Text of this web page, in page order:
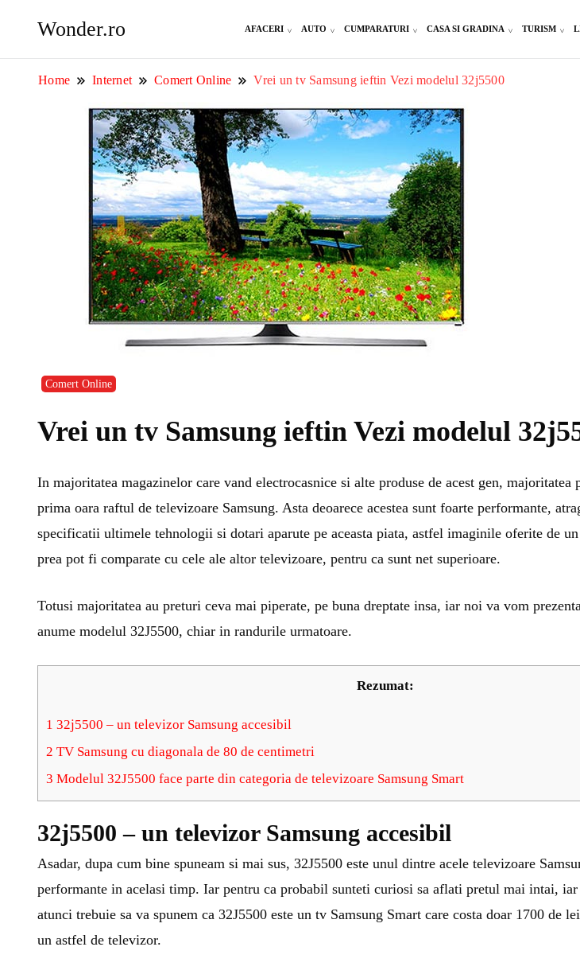
Wonder.ro AFACERI AUTO CUMPARATURI CASA SI GRADINA TURISM
Home Internet Comert Online Vrei un tv Samsung ieftin Vezi modelul 32j5500
Comert Online
Vrei un tv Samsung ieftin Vezi modelul
In majoritatea magazinelor care vand electrocasnice si alte produse de acest gen, majoritatea
prima oara raftul de televizoare Samsung. Asta deoarece acestea sunt foarte performante,
specificatii ultimele tehnologii si dotari aparute pe aceasta piata, astfel imaginile oferite de
prea pot fi comparate cu cele ale altor televizoare, pentru ca sunt net superioare.
Totusi majoritatea au preturi ceva mai piperate, pe buna dreptate insa, iar noi va vom
anume modelul 32J5500, chiar in randurile urmatoare.
Rezumat:
1 32j5500 – un televizor Samsung accesibil
2 TV Samsung cu diagonala de 80 de centimetri
3 Modelul 32J5500 face parte din categoria de televizoare Samsung Smart
32j5500 – un televizor Samsung accesibil
Asadar, dupa cum bine spuneam si mai sus, 32J5500 este unul dintre acele televizoare
performante in acelasi timp. Iar pentru ca probabil sunteti curiosi sa aflati pretul mai intai,
atunci trebuie sa va spunem ca 32J5500 este un tv Samsung Smart care costa doar 1700 de
un astfel de televizor.